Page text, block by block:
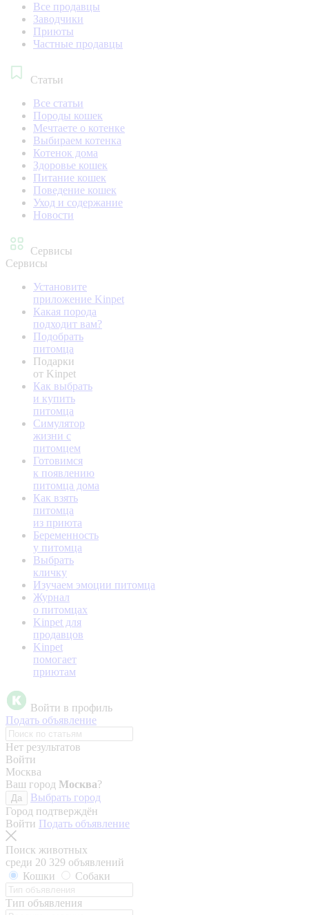
Все продавцы
Заводчики
Приюты
Частные продавцы
Статьи
Все статьи
Породы кошек
Мечтаете о котенке
Выбираем котенка
Котенок дома
Здоровье кошек
Питание кошек
Поведение кошек
Уход и содержание
Новости
Сервисы
Сервисы
Установите
приложение Kinpet
Какая порода
подходит вам?
Подобрать
питомца
Подарки
от Kinpet
Как выбрать
и купить
питомца
Симулятор
жизни с
питомцем
Готовимся
к появлению
питомца дома
Как взять
питомца
из приюта
Беременность
у питомца
Выбрать
кличку
Изучаем эмоции питомца
Журнал
о питомцах
Kinpet для
продавцов
Kinpet
помогает
приютам
Войти в профиль
Подать объявление
Нет результатов
Войти
Москва
Ваш город Москва?
Да
Выбрать город
Город подтверждён
Войти Подать объявление
Поиск животных
среди 20 329 объявлений
Кошки
Собаки
Тип объявления